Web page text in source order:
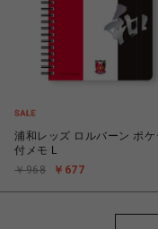
浦和レッズ ロルバーン ポケ
付メモ L
￥677
￥968